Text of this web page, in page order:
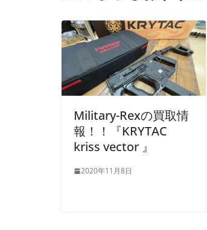
Military-Rexの買取情
報！！『KRYTAC
kriss vector 』
2020年11月8日